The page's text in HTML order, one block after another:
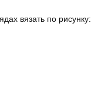
вязать по рисунку: